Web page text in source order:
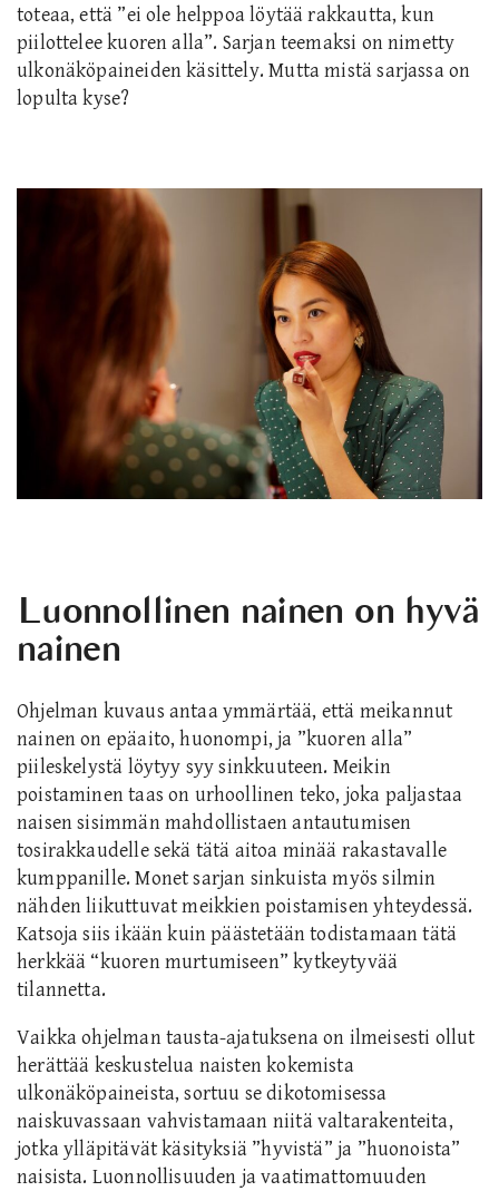
toteaa, että ”ei ole helppoa löytää rakkautta, kun
piilottelee kuoren alla”. Sarjan teemaksi on nimetty
ulkonäköpaineiden käsittely. Mutta mistä sarjassa on
lopulta kyse?
Luonnollinen nainen on hyvä
nainen
Ohjelman kuvaus antaa ymmärtää, että meikannut
nainen on epäaito, huonompi, ja ”kuoren alla”
piileskelystä löytyy syy sinkkuuteen. Meikin
poistaminen taas on urhoollinen teko, joka paljastaa
naisen sisimmän mahdollistaen antautumisen
tosirakkaudelle sekä tätä aitoa minää rakastavalle
kumppanille. Monet sarjan sinkuista myös silmin
nähden liikuttuvat meikkien poistamisen yhteydessä.
Katsoja siis ikään kuin päästetään todistamaan tätä
herkkää “kuoren murtumiseen” kytkeytyvää
tilannetta.
Vaikka ohjelman tausta-ajatuksena on ilmeisesti ollut
herättää keskustelua naisten kokemista
ulkonäköpaineista, sortuu se dikotomisessa
naiskuvassaan vahvistamaan niitä valtarakenteita,
jotka ylläpitävät käsityksiä ”hyvistä” ja ”huonoista”
naisista. Luonnollisuuden ja vaatimattomuuden